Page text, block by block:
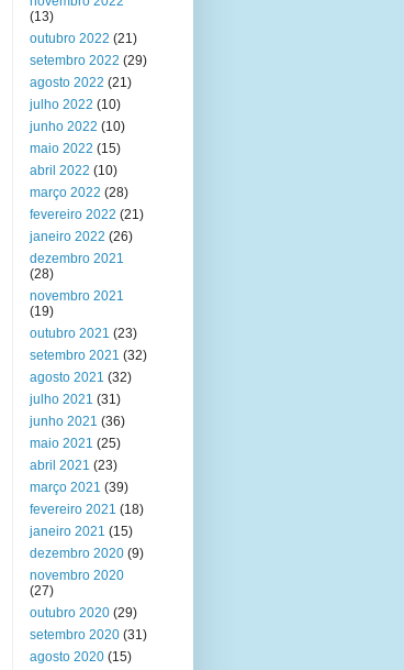
(13)
outubro 2022 (21)
setembro 2022 (29)
agosto 2022 (21)
julho 2022 (10)
junho 2022 (10)
maio 2022 (15)
abril 2022 (10)
março 2022 (28)
fevereiro 2022 (21)
janeiro 2022 (26)
dezembro 2021
(28)
novembro 2021
(19)
outubro 2021 (23)
setembro 2021 (32)
agosto 2021 (32)
julho 2021 (31)
junho 2021 (36)
maio 2021 (25)
abril 2021 (23)
março 2021 (39)
fevereiro 2021 (18)
janeiro 2021 (15)
dezembro 2020 (9)
novembro 2020
(27)
outubro 2020 (29)
setembro 2020 (31)
agosto 2020 (15)